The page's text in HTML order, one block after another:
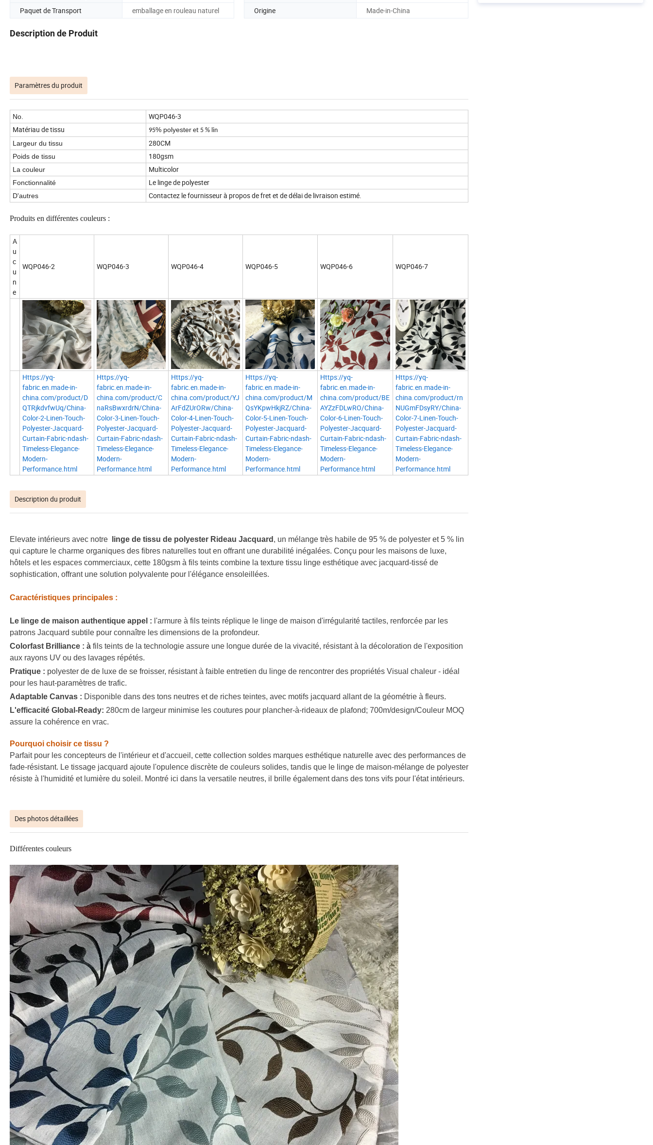
Paquet de Transport
emballage en rouleau naturel Origine Made-in-China
Description de Produit
Paramètres du produit
No.
WQP046-3
Matériau de tissu
95% polyester et 5 % lin
Largeur du tissu 280CM
Poids de tissu 180gsm
La couleur Multicolor
Fonctionnalité Le linge de polyester
D'autres Contactez le fournisseur à propos de fret et de délai de livraison estimé.
Produits en différentes couleurs :
A
u
c
u
n
e
WQP046-2 WQP046-3 WQP046-4 WQP046-5 WQP046-6 WQP046-7
Https://yq-
fabric.en.made-in-
china.com/product/D
QTRjkdvfwUq/China-
Color-2-Linen-Touch-
Polyester-Jacquard-
Curtain-Fabric-ndash-
Timeless-Elegance-
Modern-
Performance.html
Https://yq-
fabric.en.made-in-
china.com/product/C
naRsBwxrdrN/China-
Color-3-Linen-Touch-
Polyester-Jacquard-
Curtain-Fabric-ndash-
Timeless-Elegance-
Modern-
Performance.html
Https://yq-
fabric.en.made-in-
china.com/product/YJ
ArFdZUrORw/China-
Color-4-Linen-Touch-
Polyester-Jacquard-
Curtain-Fabric-ndash-
Timeless-Elegance-
Modern-
Performance.html
Https://yq-
fabric.en.made-in-
china.com/product/M
QsYKpwHkjRZ/China-
Color-5-Linen-Touch-
Polyester-Jacquard-
Curtain-Fabric-ndash-
Timeless-Elegance-
Modern-
Performance.html
Https://yq-
fabric.en.made-in-
china.com/product/BE
AYZzFDLwRO/China-
Color-6-Linen-Touch-
Polyester-Jacquard-
Curtain-Fabric-ndash-
Timeless-Elegance-
Modern-
Performance.html
Https://yq-
fabric.en.made-in-
china.com/product/rn
NUGmFDsyRY/China-
Color-7-Linen-Touch-
Polyester-Jacquard-
Curtain-Fabric-ndash-
Timeless-Elegance-
Modern-
Performance.html
Description du produit
Elevate intérieurs avec notre linge de tissu de polyester Rideau Jacquard , un mélange très habile de 95 % de polyester et 5 % lin
qui capture le charme organiques des fibres naturelles tout en offrant une durabilité inégalées. Conçu pour les maisons de luxe,
hôtels et les espaces commerciaux, cette 180gsm à fils teints combine la texture tissu linge esthétique avec jacquard-tissé de
sophistication, offrant une solution polyvalente pour l'élégance ensoleillées.
Caractéristiques principales :
Le linge de maison authentique appel : l'armure à fils teints réplique le linge de maison d'irrégularité tactiles, renforcée par les
patrons Jacquard subtile pour connaître les dimensions de la profondeur.
Colorfast Brilliance : à fils teints de la technologie assure une longue durée de la vivacité, résistant à la décoloration de l'exposition
aux rayons UV ou des lavages répétés.
Pratique : polyester de de luxe de se froisser, résistant à faible entretien du linge de rencontrer des propriétés Visual chaleur - idéal
pour les haut-paramètres de trafic.
Adaptable Canvas : Disponible dans des tons neutres et de riches teintes, avec motifs jacquard allant de la géométrie à fleurs.
L'efficacité Global-Ready: 280cm de largeur minimise les coutures pour plancher-à-rideaux de plafond; 700m/design/Couleur MOQ
assure la cohérence en vrac.
Pourquoi choisir ce tissu ?
Parfait pour les concepteurs de l'intérieur et d'accueil, cette collection soldes marques esthétique naturelle avec des performances de
fade-résistant. Le tissage jacquard ajoute l'opulence discrète de couleurs solides, tandis que le linge de maison-mélange de polyester
résiste à l'humidité et lumière du soleil. Montré ici dans la versatile neutres, il brille également dans des tons vifs pour l'état intérieurs.
Des photos détaillées
Différentes couleurs